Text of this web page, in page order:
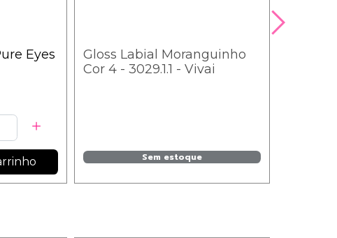
Eyes
Gloss Labial Moranguinho
Cor 4 - 3029.1.1 - Vivai
Sem estoque